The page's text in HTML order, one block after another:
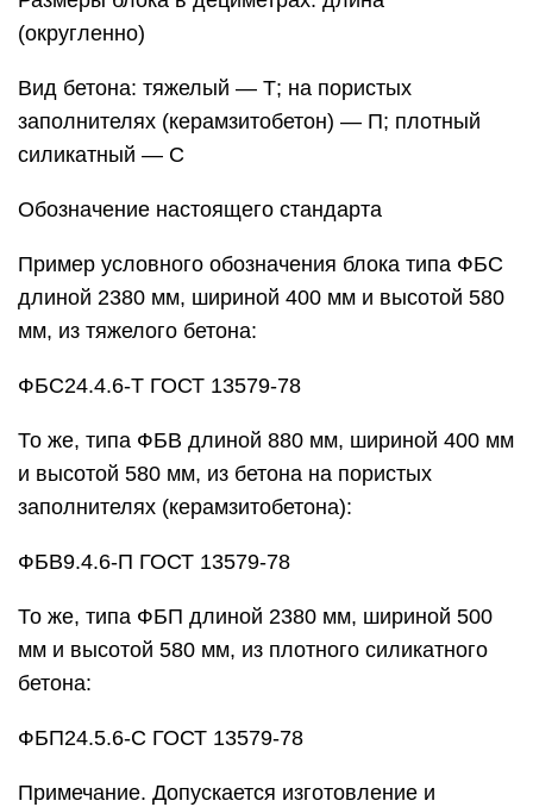
(округленно)
Вид бетона: тяжелый — Т; на пористых
заполнителях (керамзитобетон) — П; плотный
силикатный — С
Обозначение настоящего стандарта
Пример условного обозначения блока типа ФБС
длиной 2380 мм, шириной 400 мм и высотой 580
мм, из тяжелого бетона:
ФБС24.4.6-Т ГОСТ 13579-78
То же, типа ФБВ длиной 880 мм, шириной 400 мм
и высотой 580 мм, из бетона на пористых
заполнителях (керамзитобетона):
ФБВ9.4.6-П ГОСТ 13579-78
То же, типа ФБП длиной 2380 мм, шириной 500
мм и высотой 580 мм, из плотного силикатного
бетона:
ФБП24.5.6-С ГОСТ 13579-78
Примечание. Допускается изготовление и